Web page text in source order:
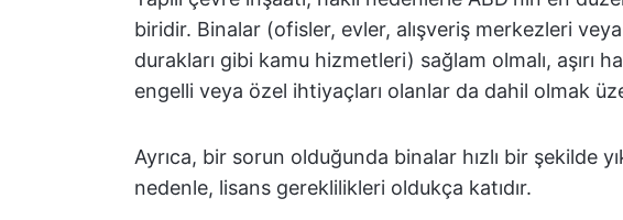
biridir. Binalar (ofisler, evler, alışveriş merkezleri
durakları gibi kamu hizmetleri) sağlam olmalı, aşırı
engelli veya özel ihtiyaçları olanlar da dahil olmak
Ayrıca, bir sorun olduğunda binalar hızlı bir şekilde
nedenle, lisans gereklilikleri oldukça katıdır.